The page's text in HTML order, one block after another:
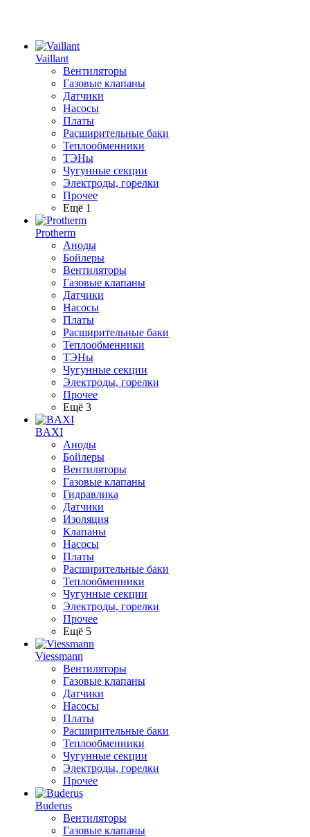
Vaillant
Вентиляторы
Газовые клапаны
Датчики
Насосы
Платы
Расширительные баки
Теплообменники
ТЭНы
Чугунные секции
Электроды, горелки
Прочее
Ещё 1
Protherm
Аноды
Бойлеры
Вентиляторы
Газовые клапаны
Датчики
Насосы
Платы
Расширительные баки
Теплообменники
ТЭНы
Чугунные секции
Электроды, горелки
Прочее
Ещё 3
BAXI
Аноды
Бойлеры
Вентиляторы
Газовые клапаны
Гидравлика
Датчики
Изоляция
Клапаны
Насосы
Платы
Расширительные баки
Теплообменники
Чугунные секции
Электроды, горелки
Прочее
Ещё 5
Viessmann
Вентиляторы
Газовые клапаны
Датчики
Насосы
Платы
Расширительные баки
Теплообменники
Чугунные секции
Электроды, горелки
Прочее
Buderus
Вентиляторы
Газовые клапаны